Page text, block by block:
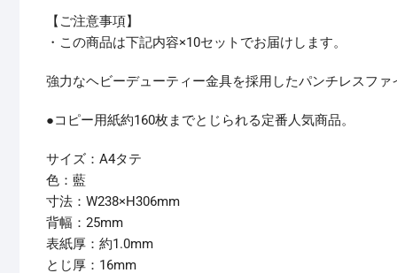
【ご注意事項】
・この商品は下記内容×10セットでお届けします。
強力なヘビーデューティー金具を採用したパンチレスファ
●コピー用紙約160枚までとじられる定番人気商品。
サイズ：A4タテ
色：藍
寸法：W238×H306mm
背幅：25mm
表紙厚：約1.0mm
とじ厚：16mm